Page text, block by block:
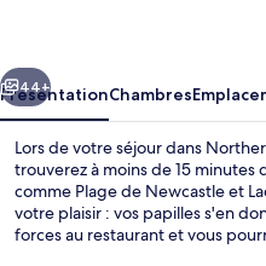
Suivant
44+
PrésentationChambres
Lors de votre séjour dans
trouverez à moins de 15
comme Plage de Newcastle et
votre plaisir : vos papilles s'en
forces au restaurant et vous